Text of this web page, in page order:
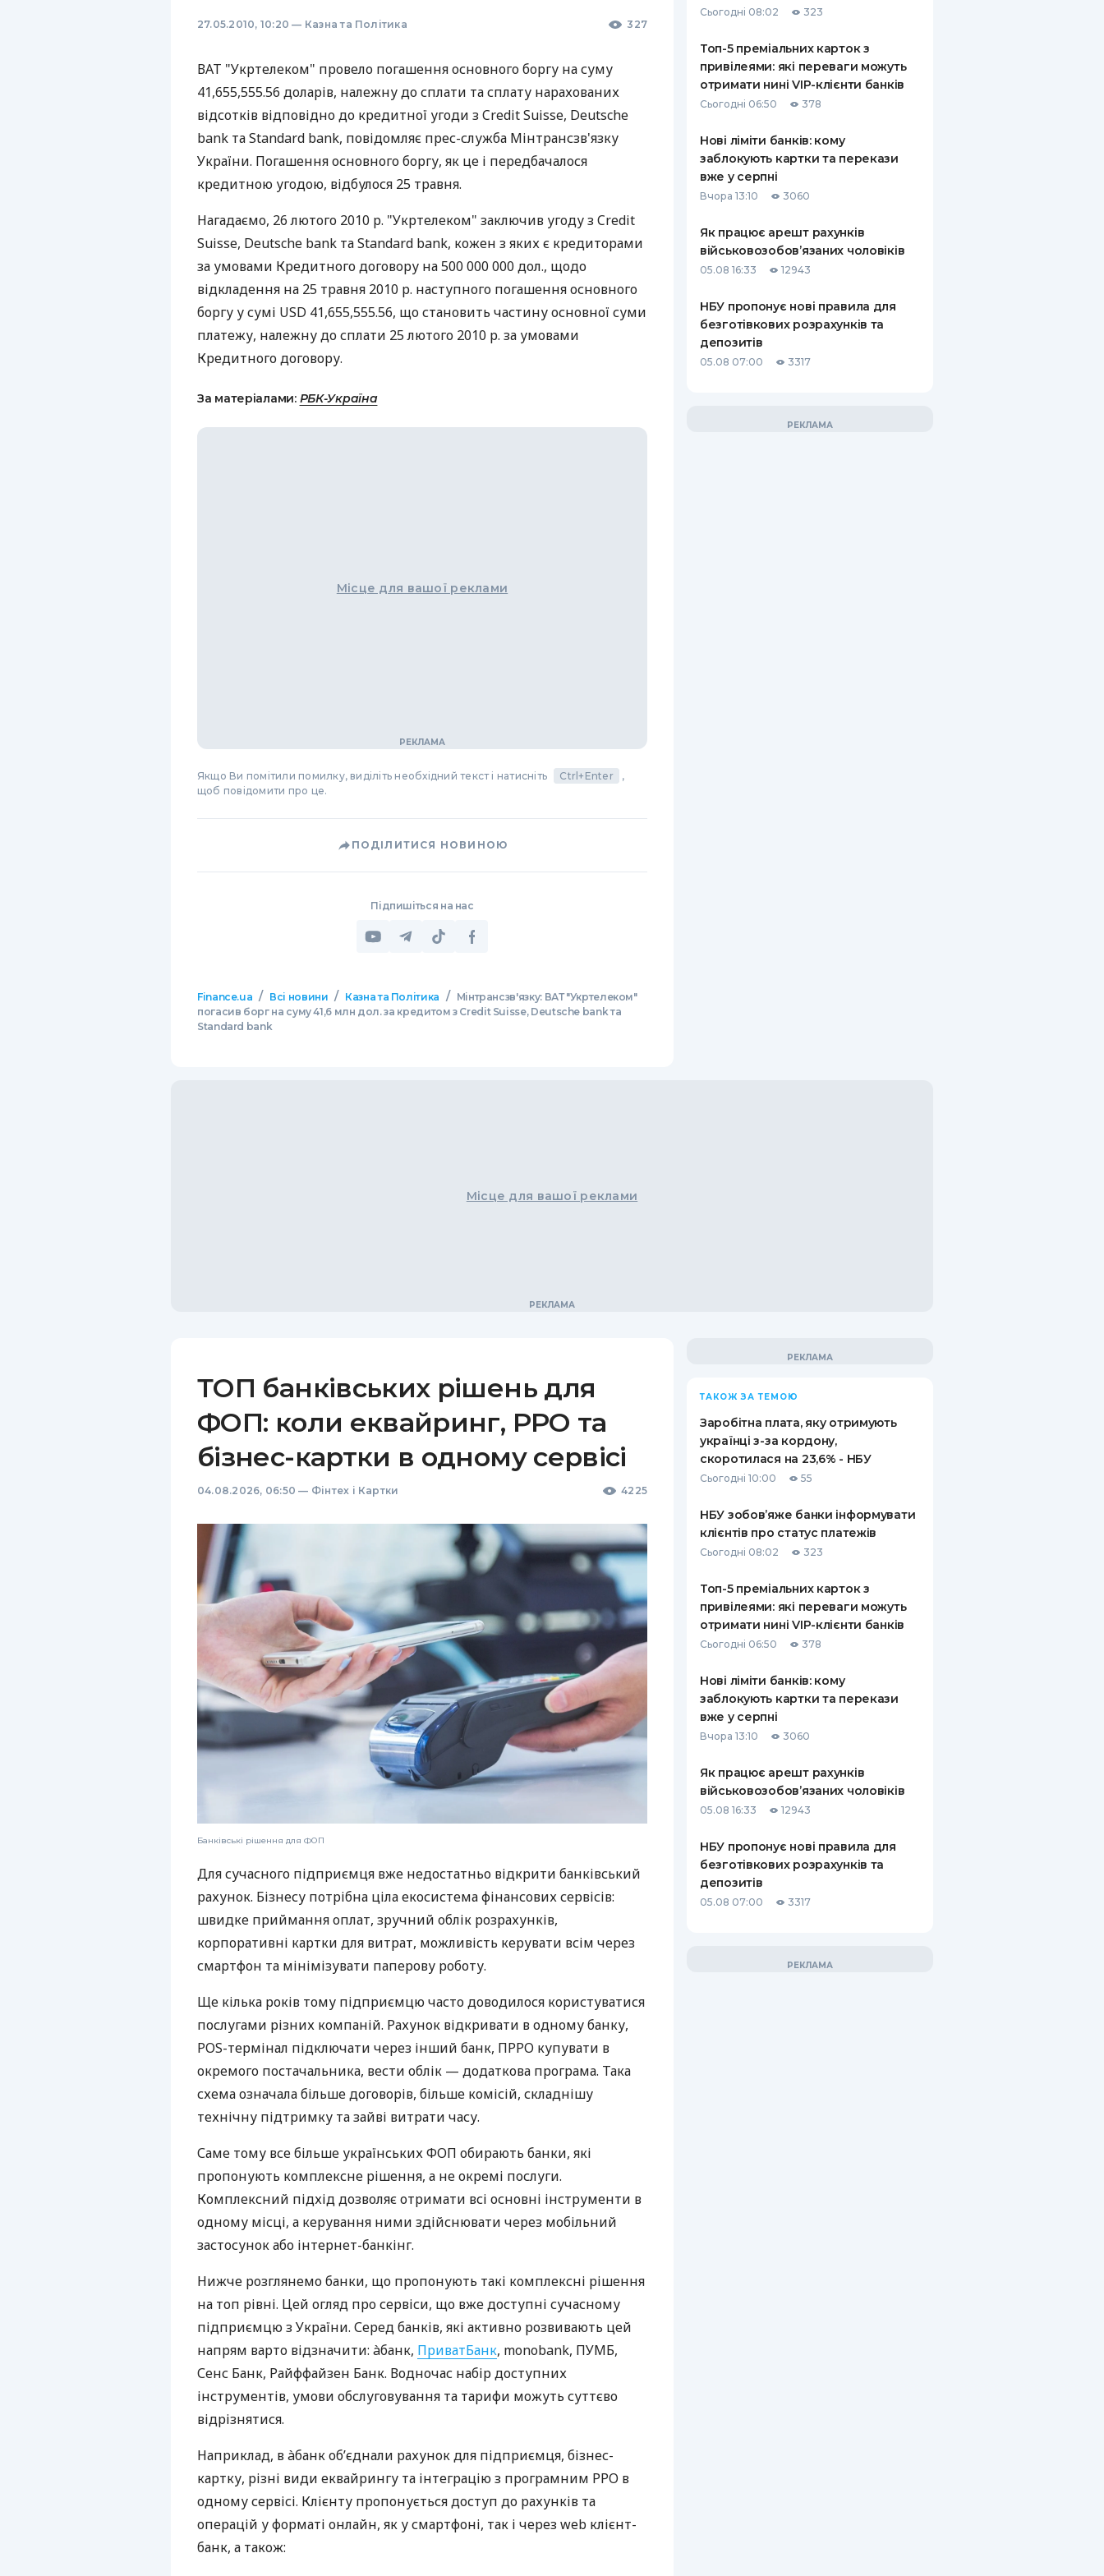
РЕЙТИНГ ДЕБЕТОВИХ
ЩОМІСЯЧНИЙ ОГЛЯД
КЕШБЕКУ
ПУТІВНИКИ ПО
БАНКІВСЬКИХ КАРТКАХ
ВСІ СТРАХОВІ ПОЛІСИ
СТРАХОВІ КОМПАНІЇ
ВІДГУКИ ПРО СТРАХОВІ
КОМПАНІЇ
27.05.2010, 10:20 — Казна та Політика 327
ВАТ "Укртелеком" провело погашення основного боргу на суму
41,655,555.56 доларів, належну до сплати та сплату нарахованих
відсотків відповідно до кредитної угоди з Credit Suisse, Deutsche
bank та Standard bank, повідомляє прес-служба Мінтрансзв'язку
України. Погашення основного боргу, як це і передбачалося
кредитною угодою, відбулося 25 травня.
Нагадаємо, 26 лютого 2010 р. "Укртелеком" заключив угоду з Credit
Suisse, Deutsche bank та Standard bank, кожен з яких є кредиторами
за умовами Кредитного договору на 500 000 000 дол., щодо
відкладення на 25 травня 2010 р. наступного погашення основного
боргу у сумі USD 41,655,555.56, що становить частину основної суми
платежу, належну до сплати 25 лютого 2010 р. за умовами
Кредитного договору.
За матеріалами: РБК-Україна
Місце для вашої реклами
Якщо Ви помітили помилку, виділіть необхідний текст і натисніть Ctrl+Enter
,
щоб повідомити про це.
ПОДІЛИТИСЯ НОВИНОЮ
Підпишіться на нас
Finance.ua / Всі новини / Казна та Політика /
Мінтрансзв'язку: ВАТ "Укртелеком"
погасив борг на суму 41,6 млн дол. за кредитом з Credit Suisse, Deutsche bank та
Standard bank
Сьогодні 08:02 323
Топ-5 преміальних карток з
привілеями: які переваги можуть
отримати нині VIP-клієнти банків
Сьогодні 06:50 378
Нові ліміти банків: кому
заблокують картки та перекази
вже у серпні
Вчора 13:10 3060
Як працює арешт рахунків
військовозобов’язаних чоловіків
05.08 16:33 12943
НБУ пропонує нові правила для
безготівкових розрахунків та
депозитів
05.08 07:00 3317
Місце для вашої реклами
ТОП банківських рішень для
ФОП: коли еквайринг, РРО та
бізнес-картки в одному сервісі
04.08.2026, 06:50 — Фінтех і Картки 4225
Банківські рішення для ФОП
Для сучасного підприємця вже недостатньо відкрити банківський
рахунок. Бізнесу потрібна ціла екосистема фінансових сервісів:
швидке приймання оплат, зручний облік розрахунків,
корпоративні картки для витрат, можливість керувати всім через
смартфон та мінімізувати паперову роботу.
Ще кілька років тому підприємцю часто доводилося користуватися
послугами різних компаній. Рахунок відкривати в одному банку,
POS-термінал підключати через інший банк, ПРРО купувати в
окремого постачальника, вести облік — додаткова програма. Така
схема означала більше договорів, більше комісій, складнішу
технічну підтримку та зайві витрати часу.
Саме тому все більше українських ФОП обирають банки, які
пропонують комплексне рішення, а не окремі послуги.
Комплексний підхід дозволяє отримати всі основні інструменти в
одному місці, а керування ними здійснювати через мобільний
застосунок або інтернет-банкінг.
Нижче розглянемо банки, що пропонують такі комплексні рішення
на топ рівні. Цей огляд про сервіси, що вже доступні сучасному
підприємцю з України. Серед банків, які активно розвивають цей
напрям варто відзначити: àбанк, ПриватБанк, monobank, ПУМБ,
Сенс Банк, Райффайзен Банк. Водночас набір доступних
інструментів, умови обслуговування та тарифи можуть суттєво
відрізнятися.
Наприклад, в àбанк об’єднали рахунок для підприємця, бізнес-
картку, різні види еквайрингу та інтеграцію з програмним РРО в
одному сервісі. Клієнту пропонується доступ до рахунків та
операцій у форматі онлайн, як у смартфоні, так і через web клієнт-
банк, а також:
ТАКОЖ ЗА ТЕМОЮ
Заробітна плата, яку отримують
українці з-за кордону,
скоротилася на 23,6% - НБУ
Сьогодні 10:00 55
НБУ зобов’яже банки інформувати
клієнтів про статус платежів
Сьогодні 08:02 323
Топ-5 преміальних карток з
привілеями: які переваги можуть
отримати нині VIP-клієнти банків
Сьогодні 06:50 378
Нові ліміти банків: кому
заблокують картки та перекази
вже у серпні
Вчора 13:10 3060
Як працює арешт рахунків
військовозобов’язаних чоловіків
05.08 16:33 12943
НБУ пропонує нові правила для
безготівкових розрахунків та
депозитів
05.08 07:00 3317